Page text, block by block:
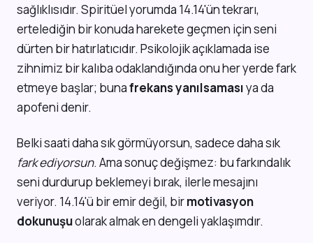
sağlıklısıdır. Spiritüel yorumda 14.14'ün tekrarı,
ertelediğin bir konuda harekete geçmen için seni
dürten bir hatırlatıcıdır. Psikolojik açıklamada ise
zihnimiz bir kalıba odaklandığında onu her yerde fark
etmeye başlar; bunafrekans yanılsamasıya da
apofeni denir.
Belki saati daha sık görmüyorsun, sadece daha sık
fark ediyorsun. Ama sonuç değişmez: bu farkındalık
seni durdurup beklemeyi bırak, ilerle mesajını
veriyor. 14.14'ü bir emir değil, birmotivasyon
dokunuşuolarak almak en dengeli yaklaşımdır.